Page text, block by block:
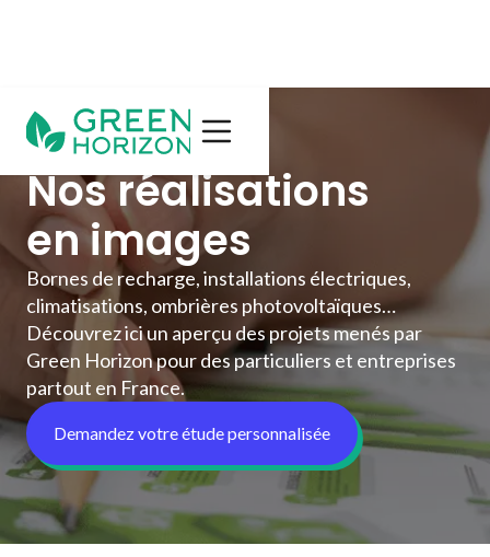
Nos réalisations
en images
Bornes de recharge, installations électriques,
climatisations, ombrières photovoltaïques…
Découvrez ici un aperçu des projets menés par
Green Horizon pour des particuliers et entreprises
partout en France.
Demandez votre étude personnalisée